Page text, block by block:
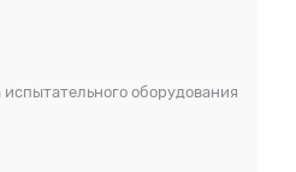
оборудования